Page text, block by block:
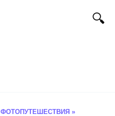
ФОТОПУТЕШЕСТВИЯ »